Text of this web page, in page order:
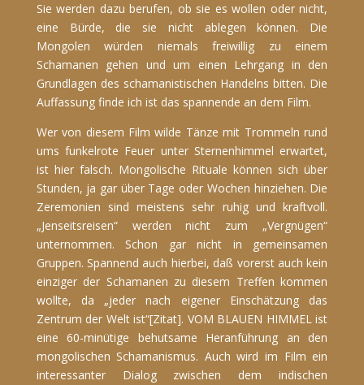
Sie werden dazu berufen, ob sie es wollen oder nicht,
eine Bürde, die sie nicht ablegen können. Die
Mongolen würden niemals freiwillig zu einem
Schamanen gehen und um einen Lehrgang in den
Grundlagen des schamanistischen Handelns bitten. Die
Auffassung finde ich ist das spannende an dem Film.
Wer von diesem Film wilde Tänze mit Trommeln rund
ums funkelrote Feuer unter Sternenhimmel erwartet,
ist hier falsch. Mongolische Rituale können sich über
Stunden, ja gar über Tage oder Wochen hinziehen. Die
Zeremonien sind meistens sehr ruhig und kraftvoll.
„Jenseitsreisen“ werden nicht zum „Vergnügen“
unternommen. Schon gar nicht in gemeinsamen
Gruppen. Spannend auch hierbei, daß vorerst auch kein
einziger der Schamanen zu diesem Treffen kommen
wollte, da „jeder nach eigener Einschätzung das
Zentrum der Welt ist“[Zitat]. VOM BLAUEN HIMMEL ist
eine 60-minütige behutsame Heranführung an den
mongolischen Schamanismus. Auch wird im Film ein
interessanter Dialog zwischen dem indischen